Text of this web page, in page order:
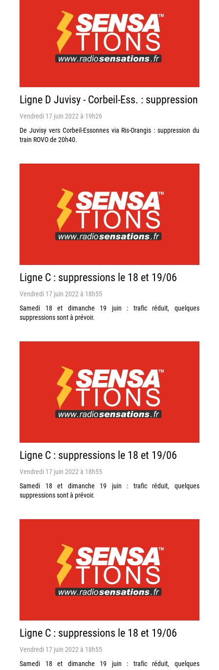
Ligne D Juvisy - Corbeil-Ess. : suppression
Vendredi 17 juin 2022 à 19h26
De Juvisy vers Corbeil-Essonnes via Ris-Orangis : suppression du
train ROVO de 20h40.
Ligne C : suppressions le 18 et 19/06
Vendredi 17 juin 2022 à 18h55
Samedi 18 et dimanche 19 juin : trafic réduit, quelques
suppressions sont à prévoir.
Ligne C : suppressions le 18 et 19/06
Vendredi 17 juin 2022 à 18h55
Samedi 18 et dimanche 19 juin : trafic réduit, quelques
suppressions sont à prévoir.
Ligne C : suppressions le 18 et 19/06
Vendredi 17 juin 2022 à 18h55
Samedi 18 et dimanche 19 juin : trafic réduit, quelques